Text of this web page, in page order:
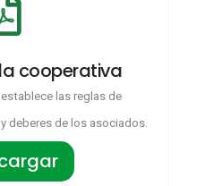
cooperativa
las reglas de
deberes de los asociados.